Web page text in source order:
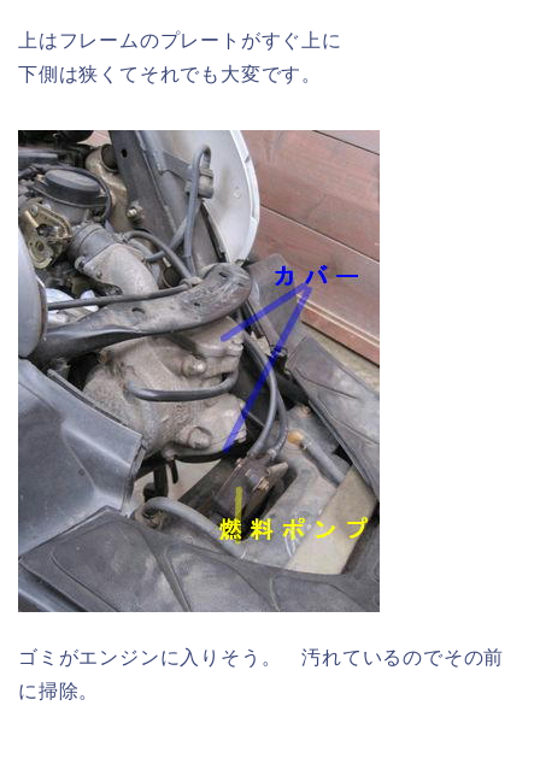
上はフレームのプレートがすぐ上に
下側は狭くてそれでも大変です。
ゴミがエンジンに入りそう。 汚れているのでその前
に掃除。